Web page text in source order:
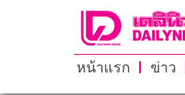
หน้าแรก ข่าว